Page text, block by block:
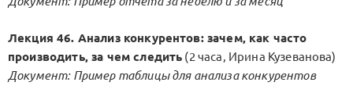
Лекция 46. Анализ конкурентов: зачем, как часто
производить, за чем следить (2 часа, Ирина Кузеванова)
Документ: Пример таблицы для анализа конкурентов